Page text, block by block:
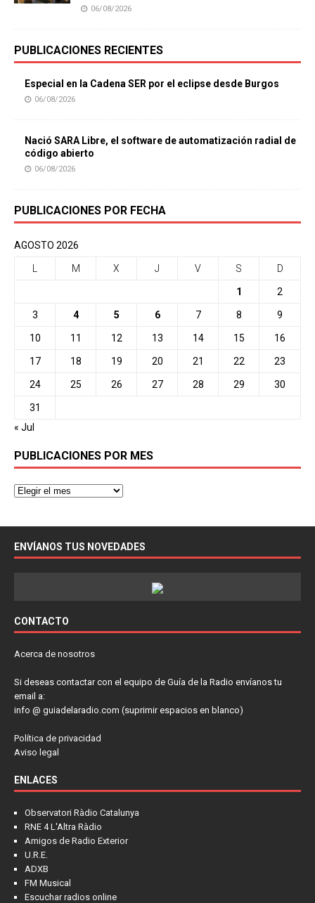
06/08/2026
PUBLICACIONES RECIENTES
Especial en la Cadena SER por el eclipse desde Burgos
06/08/2026
Nació SARA Libre, el software de automatización radial de
código abierto
06/08/2026
PUBLICACIONES POR FECHA
AGOSTO 2026
M X J V S D
1 2
3 4 5 6 7 8 9
10 11 12 13 14 15 16
17 18 19 20 21 22 23
24 25 26 27 28 29 30
31
« Jul
PUBLICACIONES POR MES
ENVÍANOS TUS NOVEDADES
CONTACTO
Acerca de nosotros
Si deseas contactar con el equipo de Guía de la Radio envíanos tu
email a:
info @ guiadelaradio.com (suprimir espacios en blanco)
Política de privacidad
Aviso legal
ENLACES
Observatori Ràdio Catalunya
RNE 4 L'Altra Ràdio
Amigos de Radio Exterior
U.R.E.
ADXB
FM Musical
Escuchar radios online